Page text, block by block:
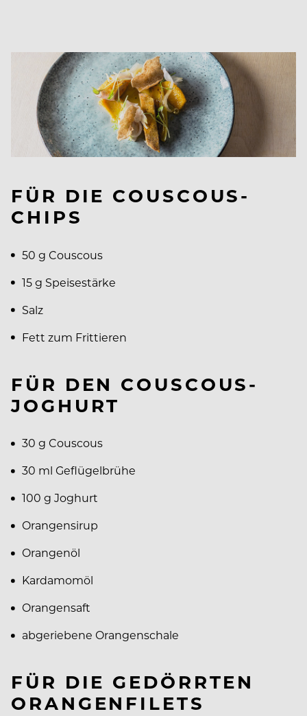
FÜR DIE COUSCOUS-
CHIPS
50 g Couscous
15 g Speisestärke
Salz
Fett zum Frittieren
FÜR DEN COUSCOUS-
JOGHURT
30 g Couscous
30 ml Geflügelbrühe
100 g Joghurt
Orangensirup
Orangenöl
Kardamomöl
Orangensaft
abgeriebene Orangenschale
FÜR DIE GEDÖRRTEN
ORANGENFILETS